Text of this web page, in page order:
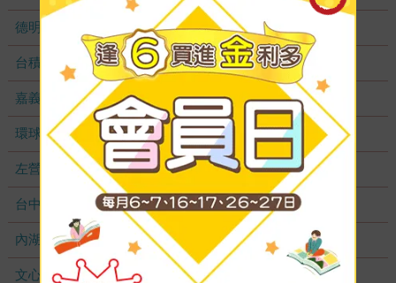
德明加盟店 無庫存
台積店 無庫存
嘉義耐斯店 無庫存
環球店 無庫存
左營店 無庫存
台中秀泰店 無庫存
內湖大潤發 無庫存
文心店 無庫存